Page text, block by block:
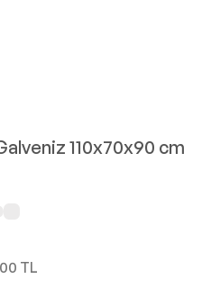
110x70x90 cm
TL